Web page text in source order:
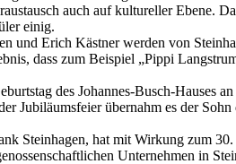
auch auf kultureller Ebene.
einig.
und Erich Kästner werden von
dass zum Beispiel „Pippi
des Johannes-Busch-Hauses
Jubiläumsfeier übernahm es der
Steinhagen, hat mit Wirkung zum
Unternehmen in